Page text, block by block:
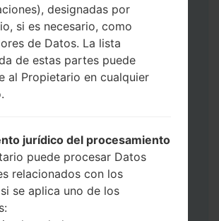
clean flash, use CSC _ *** o
_ *** para mantener sus
su teléfono y entre al Modo
Cómo hacer todos los
la tecla de Bixby.
y mantenga presionadas las
Subir y de Bajar volumen y
un cable USB.
y mantenga presionados la
designadas por
si es necesario, como
de Datos. La lista
de estas partes puede
al Propietario en cualquier
jurídico del procesamiento
puede procesar Datos
relacionados con los
se aplica uno de los